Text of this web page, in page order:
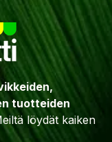
tuotteiden
löydät kaiken